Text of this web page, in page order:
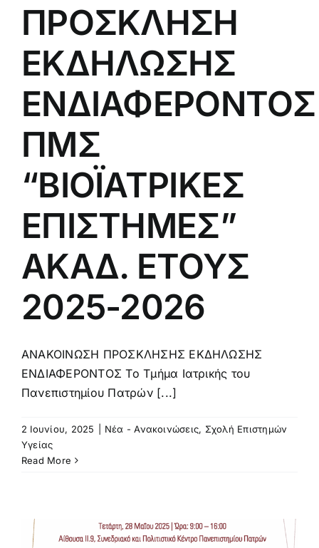
ΠΡΟΣΚΛΗΣΗ
ΕΚΔΗΛΩΣΗΣ
ΕΝΔΙΑΦΕΡΟΝΤΟΣ
ΠΜΣ
“ΒΙΟΪΑΤΡΙΚΕΣ
ΕΠΙΣΤΗΜΕΣ”
ΑΚΑΔ. ΕΤΟΥΣ
2025-2026
ΑΝΑΚΟΙΝΩΣΗ ΠΡΟΣΚΛΗΣΗΣ ΕΚΔΗΛΩΣΗΣ
ΕΝΔΙΑΦΕΡΟΝΤΟΣ Το Τμήμα Ιατρικής του
Πανεπιστημίου Πατρών [...]
2 Ιουνίου, 2025 Νέα - Ανακοινώσεις, Σχολή Επιστημών
Υγείας
Read More